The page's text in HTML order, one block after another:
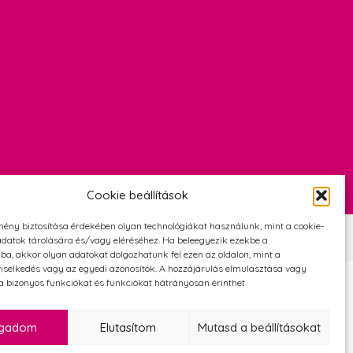
Cookie beállítások
biztosítása érdekében olyan technológiákat használunk, mint a cookie-
tárolására és/vagy eléréséhez. Ha beleegyezik ezekbe a
akkor olyan adatokat dolgozhatunk fel ezen az oldalon, mint a
vagy az egyedi azonosítók. A hozzájárulás elmulasztása vagy
bizonyos funkciókat és funkciókat hátrányosan érinthet.
Elutasítom Mutasd a beállításokat
FeltételekAdatvédelmi és cookie tájékoztató